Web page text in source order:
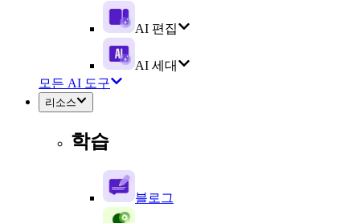
AI 편집
AI 세대
모든 AI 도구
리소스
학습
블로그